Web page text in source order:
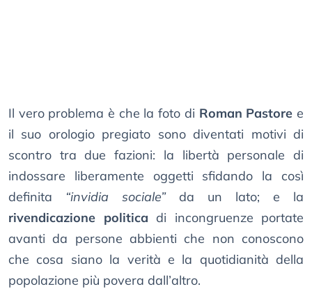
Il vero problema è che la foto di Roman Pastore e
il suo orologio pregiato sono diventati motivi di
scontro tra due fazioni: la libertà personale di
indossare liberamente oggetti sfidando la così
definita “invidia sociale”da un lato; e la
rivendicazione politica di incongruenze portate
avanti da persone abbienti che non conoscono
che cosa siano la verità e la quotidianità della
popolazione più povera dall’altro.